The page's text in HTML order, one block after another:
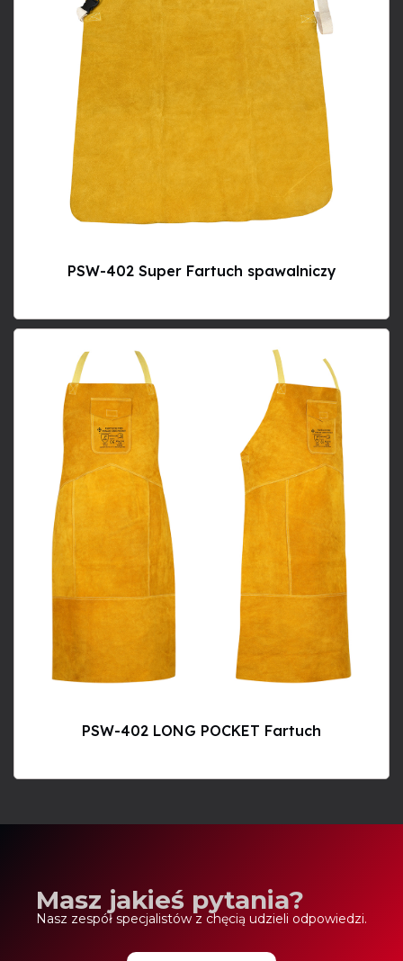
PSW-402 Super Fartuch spawalniczy
PSW-402 LONG POCKET Fartuch
Masz jakieś pytania?
Nasz zespół specjalistów z chęcią udzieli odpowiedzi.